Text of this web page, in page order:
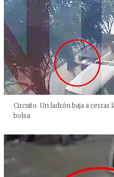
Circuito. Un ladrón baja a cerrar
bolsa.